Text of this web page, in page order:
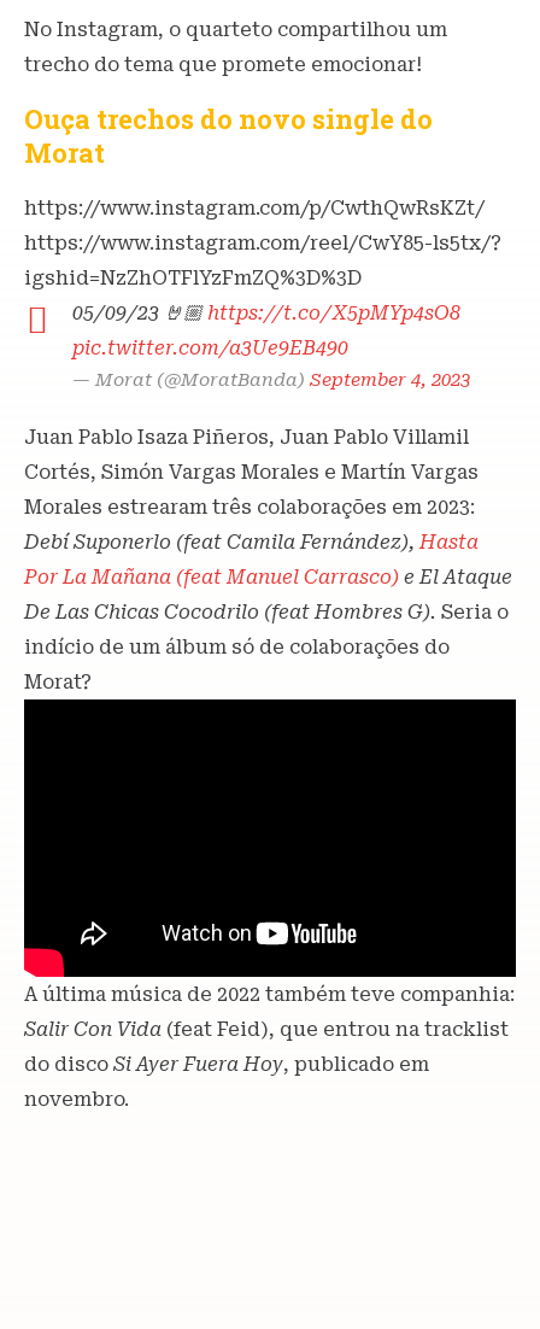
No Instagram, o quarteto compartilhou um
trecho do tema que promete emocionar!
Ouça trechos do novo single do
Morat
https://www.instagram.com/p/CwthQwRsKZt/
https://www.instagram.com/reel/CwY85-ls5tx/?
igshid=NzZhOTFlYzFmZQ%3D%3D
05/09/23 🤘🏼 https://t.co/X5pMYp4sO8
pic.twitter.com/a3Ue9EB490
— Morat (@MoratBanda) September 4, 2023
Juan Pablo Isaza Piñeros, Juan Pablo Villamil
Cortés, Simón Vargas Morales e Martín Vargas
Morales estrearam três colaborações em 2023:
Debí Suponerlo (feat Camila Fernández),Hasta
Por La Mañana (feat Manuel Carrasco) e El Ataque
De Las Chicas Cocodrilo (feat Hombres G). Seria o
indício de um álbum só de colaborações do
Morat?
A última música de 2022 também teve companhia:
Salir Con Vida (feat Feid), que entrou na tracklist
do disco Si Ayer Fuera Hoy, publicado em
novembro.